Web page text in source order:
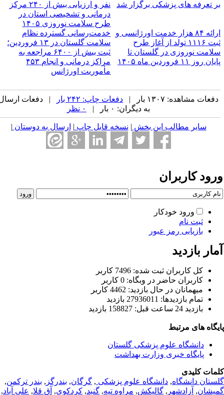
تعرفه های پزشکی برگزار شد
نفر و ارزیابی بیش از ۲۴۰ مرکز
درمانی و تشخیصی استان در
طرح سلامت نوروزی ۱۴۰۵
ارائه ۸۴ هزار خدمت اورژانسی و
ثبت ۱۱۱۶ تولد از آغاز طرح
نوروزی در گلستان تا
روز ۱۱ فروردین ماه ۱۴۰۵
خدمت‌رسانی گسترده نظام
سلامت گلستان در ۱۳ فروردین؛
ثبت بیش از ۶۴۰۰ مراجعه به
مراکز درمانی و انجام ۴۵۳
مأموریت اورژانس
دفعات مشاهده: ۱۳۰۷ بار | دفعات چاپ: ۲۴۲ بار
| دفعات ارسال
به دیگران: ۰ بار |
سایر مطالب این بخش | نسخه قابل چاپ| ارسال به دوستان|
کاربران
ورود خودکار
ثبت نام
بازیابی رمز عبور
بازدید
كل کاربران ثبت شده: 7496 کاربر
کاربران حاضر در وبگاه: 0 کاربر
ميهمانان در حال بازديد: 4462 کاربر
تمام بازديد‌ها: 27936011 بازدید
بازديد 24 ساعت قبل: 158827 بازدید
های مرتبط
دانشگاه علوم پزشکی گلستان
پایگاه خبری وزارت بهداشت
کلیدی
دانشگاه,دانشگاه علوم پزشکی , گرگان,بندرگز, بندر ترکمن,
,آزادشهر, گالیکش, مراوه تپه,گنبد,کردکوی,آق قلا,علی آباد,